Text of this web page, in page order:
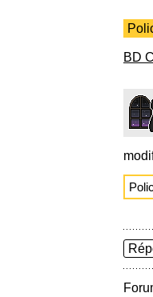
BD